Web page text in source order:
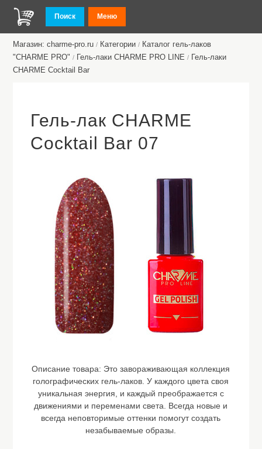
Поиск Меню
Магазин: charme-pro.ru / Категории / Каталог гель-лаков
"CHARME PRO" / Гель-лаки CHARME PRO LINE / Гель-лаки
CHARME Cocktail Bar
Гель-лак CHARME
Cocktail Bar 07
Описание товара: Это завораживающая коллекция
голографических гель-лаков. У каждого цвета своя
уникальная энергия, и каждый преображается с
движениями и переменами света. Всегда новые и
всегда неповторимые оттенки помогут создать
незабываемые образы.